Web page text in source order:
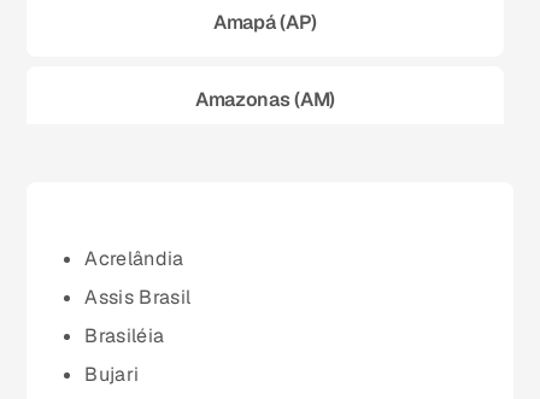
Amapá (AP)
Amazonas (AM)
Acrelândia
Assis Brasil
Brasiléia
Bujari